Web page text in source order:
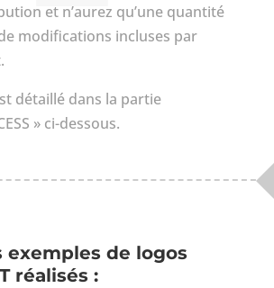
et n’aurez qu’une quantité
modifications incluses par
détaillé dans la partie
» ci-dessous.
exemples de logos
réalisés :